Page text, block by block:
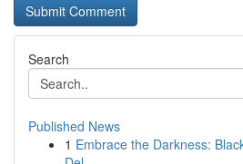
Search
Published News
1 Embrace the Darkness: